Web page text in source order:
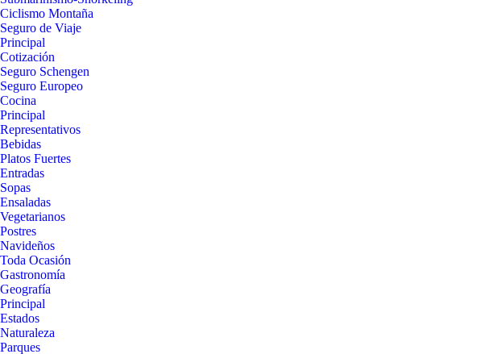
Ciclismo Montaña
Seguro de Viaje
Principal
Cotización
Seguro Schengen
Seguro Europeo
Cocina
Principal
Representativos
Bebidas
Platos Fuertes
Entradas
Sopas
Ensaladas
Vegetarianos
Postres
Navideños
Toda Ocasión
Gastronomía
Geografía
Principal
Estados
Naturaleza
Parques